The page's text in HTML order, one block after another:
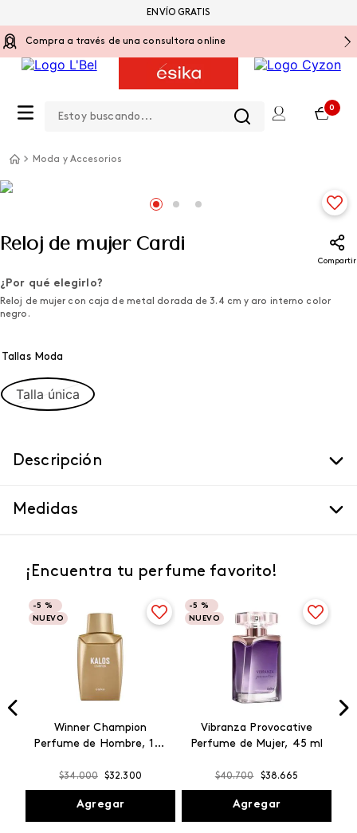
Compra a través de una consultora online
0
ENVÍO GRATIS
Moda y Accesorios
Reloj de mujer Cardi
Compartir
¿Por qué elegirlo?
Reloj de mujer con caja de metal dorada de 3.4 cm y aro interno color
negro.
Tallas Moda
Talla única
Descripción
Medidas
¡Encuentra tu perfume favorito!
-5 %
NUEVO
Winner Champion
Perfume de Hombre, 100
$34.000 $32.300
Agregar
-5 %
NUEVO
Vibranza Provocative
Perfume de Mujer, 45 ml
$40.700 $38.665
Agregar